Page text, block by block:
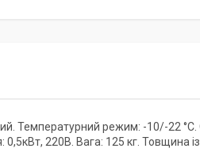
Температурний режим: -10/-22 °С.
220В. Вага: 125 кг. Товщина